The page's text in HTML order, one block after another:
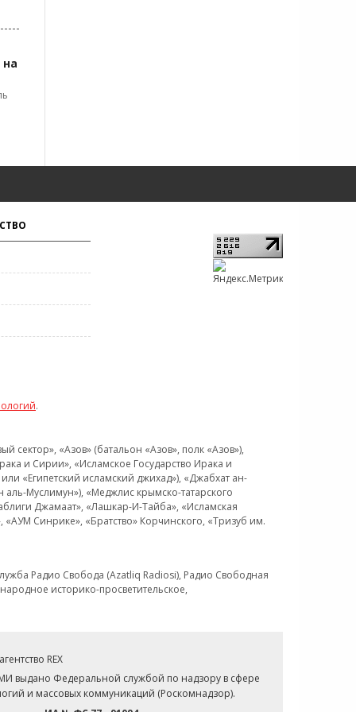
.
«Азов» (батальон «Азов», полк «Азов»),
и Сирии», «Исламское Государство Ирака и
«Египетский исламский джихад»), «Джабхат ан-
Муслимун»), «Меджлис крымско-татарского
Джамаат», «Лашкар-И-Тайба», «Исламская
Синрике», «Братство» Корчинского, «Тризуб им.
Радио Свобода (Azatliq Radiosi), Радио Свободная
историко-просветительское,
REX
выдано Федеральной службой по надзору в сфере
и массовых коммуникаций (Роскомнадзор).